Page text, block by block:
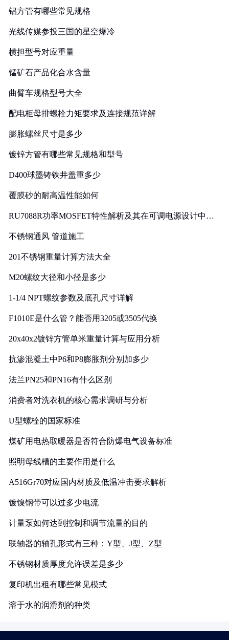
铝方管有哪些常见规格
光线传媒参投三国的星空爆冷
横担型号对应重量
锰矿石产品化合水含量
曲臂车规格型号大全
配电柜母排螺栓力矩要求及连接规范详解
膨胀螺丝尺寸是多少
镀锌方管有哪些常见规格和型号
D400球墨铸铁井盖重多少
覆膜砂的耐高温性能如何
RU7088R功率MOSFET特性解析及其在可调电源设计中的
不锈钢通风 管道施工
201不锈钢重量计算方法大全
M20螺纹大径和小径是多少
1-1/4 NPT螺纹参数及底孔尺寸详解
F1010E是什么管？能否用3205或3505代换
20x40x2镀锌方管单米重量计算与应用分析
抗渗混凝土中P6和P8膨胀剂分别加多少
法兰PN25和PN16有什么区别
消费者对洗衣机的核心需求调研与分析
U型螺栓的国家标准
煤矿用电热取暖器是否符合防爆电气设备标准
照明母线槽的主要作用是什么
A516Gr70对应国内材质及低温冲击要求解析
镀镍钢带可以过多少电流
计量泵如何达到控制和调节流量的目的
联轴器的轴孔形式有三种：Y型、J型、Z型
不锈钢材质厚度允许误差是多少
复印机出租有哪些常见模式
溶于水的润滑剂的种类